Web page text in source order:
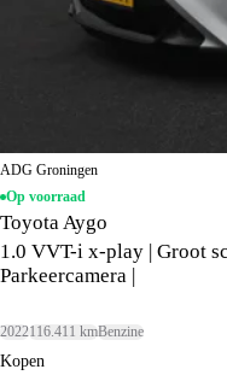
ADG Groningen
Op voorraad
Toyota Aygo
1.0 VVT-i x-play | Groot
Parkeercamera |
2022116.411 kmBenzine
Kopen